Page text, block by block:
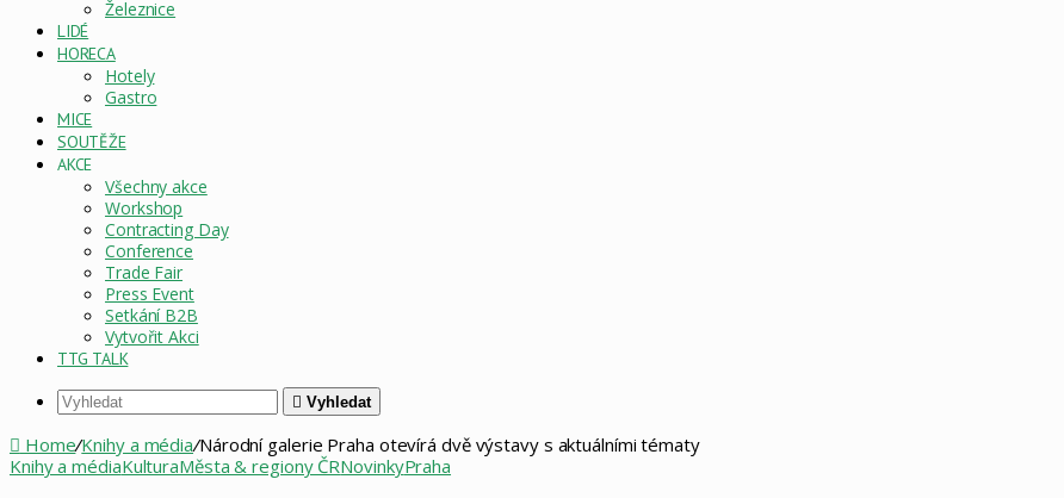
Železnice
LIDÉ
HORECA
Hotely
Gastro
MICE
SOUTĚŽE
AKCE
Všechny akce
Workshop
Contracting Day
Conference
Trade Fair
Press Event
Setkání B2B
Vytvořit Akci
TTG TALK
Vyhledat
Home/Knihy a média/Národní galerie Praha otevírá dvě výstavy s aktuálními tématy
Knihy a médiaKulturaMěsta & regiony ČRNovinkyPraha